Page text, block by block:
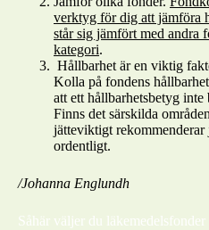
verktyg för dig att jämföra
står sig jämfört med andra
kategori.
Hållbarhet är en viktig
Kolla på fondens
att ett hållbarhetsbetyg inte
Finns det särskilda
jätteviktigt rekommenderar
ordentligt.
/Johanna Englundh
Såhär väljer du läkemedelsfonder